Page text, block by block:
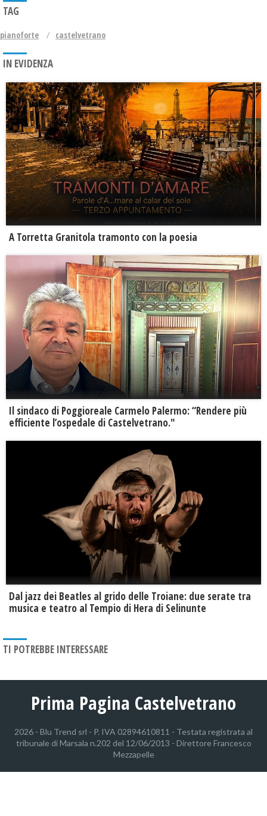
TAG
pianoforte castelvetrano
IN EVIDENZA
​A Torretta Granitola tramonto con la poesia
Il sindaco di Poggioreale Carmelo Palermo: “Rendere più
efficiente l’ospedale di Castelvetrano."
Dal jazz dei Beatles al grido delle Troiane: due serate tra
musica e teatro al Tempio di Hera di Selinunte
TI POTREBBE INTERESSARE
Prima Pagina Castelvetrano
2026 - Blu Trend srl - P. IVA 02894610811 - Testata registrata al
tribunale di Marsala n.202 del 12/06/2013 - Direttore Francesco
Mezzapelle